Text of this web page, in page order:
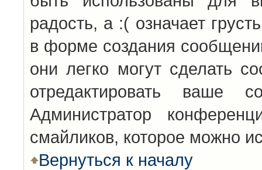
радость, а :( означает
в форме создания
они легко могут сделать
отредактировать ваше
Администратор
смайликов, которое можно
Вернуться к началу